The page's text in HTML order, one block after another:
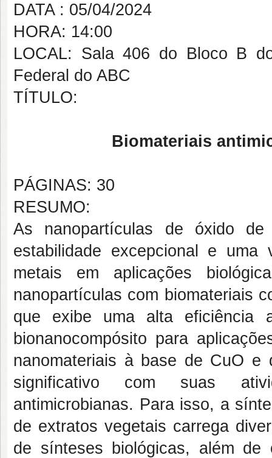
DATA : 05/04/2024
HORA: 14:00
LOCAL: Sala 406 do Bloco B
Federal do ABC
TÍTULO:
Biomateriais
PÁGINAS: 30
RESUMO:
As nanopartículas de óxido de
estabilidade excepcional e
metais em aplicações
nanopartículas com biomateriais
que exibe uma alta eficiência
bionanocompósito para
nanomateriais à base de CuO e
significativo com suas
antimicrobianas. Para isso, a
de extratos vegetais carrega
de sínteses biológicas, além de